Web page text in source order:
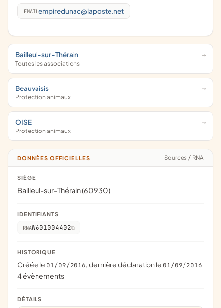
EMAIL empiredunac@laposte.net
Bailleul-sur-Thérain
Toutes les associations
Beauvaisis
Protection animaux
OISE
Protection animaux
DONNÉES OFFICIELLES Sources / RNA
SIÈGE
Bailleul-sur-Thérain (60930)
IDENTIFIANTS
RNAW601004402
HISTORIQUE
Créée le 01/09/2016, dernière déclaration le 01/09/2016
4 évènements
DÉTAILS